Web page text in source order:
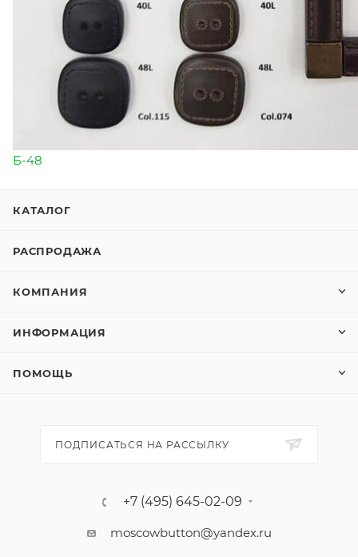
Б-48
КАТАЛОГ
РАСПРОДАЖА
КОМПАНИЯ
ИНФОРМАЦИЯ
ПОМОЩЬ
ПОДПИСАТЬСЯ НА РАССЫЛКУ
+7 (495) 645-02-09
moscowbutton@yandex.ru